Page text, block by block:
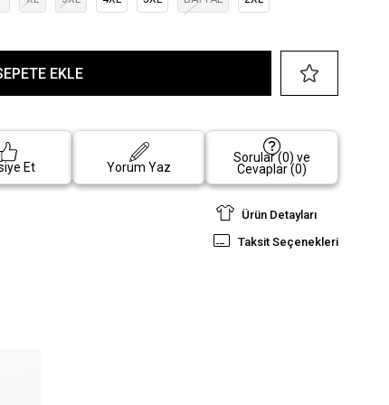
Et Yorum Yaz
Sorular (0) ve
Cevaplar (0)
Ürün Detayları
Taksit Seçenekleri